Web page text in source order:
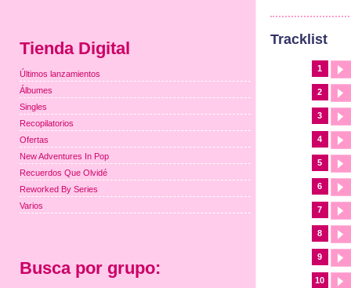
Tracklist
1
2
3
4
5
6
7
8
9
10
Tienda Digital
Últimos lanzamientos
Álbumes
Singles
Recopilatorios
Ofertas
New Adventures In Pop
Recuerdos Que Olvidé
Reworked By Series
Varios
Busca por grupo: